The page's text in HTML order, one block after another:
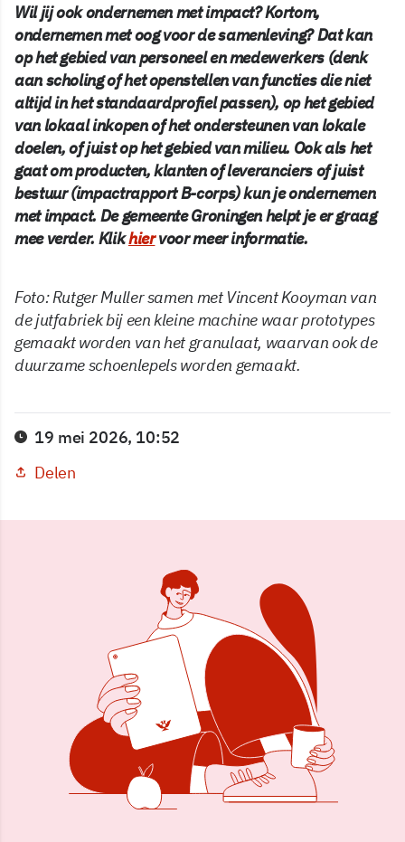
Wil jij ook ondernemen met impact? Kortom,
ondernemen met oog voor de samenleving? Dat kan
op het gebied van personeel en medewerkers (denk
aan scholing of het openstellen van functies die niet
altijd in het standaardprofiel passen), op het gebied
van lokaal inkopen of het ondersteunen van lokale
doelen, of juist op het gebied van milieu. Ook als het
gaat om producten, klanten of leveranciers of juist
bestuur (impactrapport B-corps) kun je ondernemen
met impact. De gemeente Groningen helpt je er graag
mee verder. Klikhiervoor meer informatie.
Foto: Rutger Muller samen met Vincent Kooyman van
de jutfabriek bij een kleine machine waar prototypes
gemaakt worden van het granulaat, waarvan ook de
duurzame schoenlepels worden gemaakt.
19 mei 2026, 10:52
Delen